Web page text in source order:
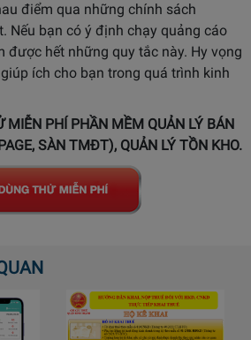
điểm qua những chính sách
Nếu bạn có ý định chạy quảng cáo
được hết những quy tắc này. Hy vọng
ích cho bạn trong quá trình kinh
MIỄN PHÍ PHẦN MỀM QUẢN LÝ BÁN
SÀN TMĐT), QUẢN LÝ TỒN KHO.